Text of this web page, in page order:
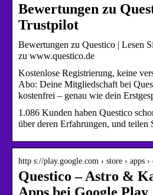
Bewertungen zu
Trustpilot
Bewertungen zu Questico | Lesen
zu www.questico.de
Kostenlose Registrierung, keine
Abo: Deine Mitgliedschaft bei
kostenfrei – genau wie dein
1.086 Kunden haben Questico
über deren Erfahrungen, und teilen
http s://play.google.com › store › apps
Questico – Astro &